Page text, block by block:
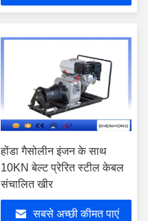
होंडा गैसोलीन इंजन के साथ
10KN बेल्ट प्रेरित स्टील केबल
संचालित खीर
सबसे अच्छी कीमत पाएं